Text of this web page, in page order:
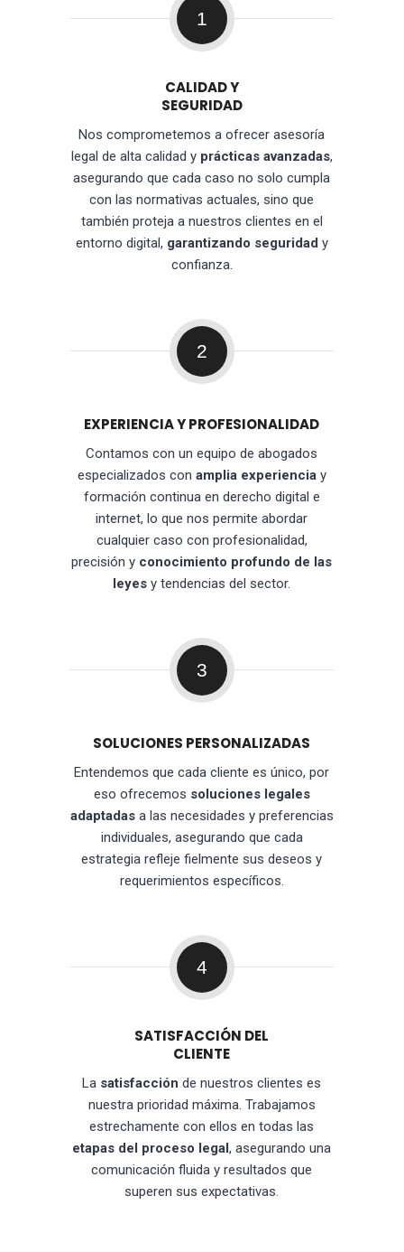
1
CALIDAD Y
SEGURIDAD
Nos comprometemos a ofrecer asesoría
legal de alta calidad y prácticas avanzadas,
asegurando que cada caso no solo cumpla
con las normativas actuales, sino que
también proteja a nuestros clientes en el
entorno digital, garantizando seguridad y
confianza.
2
EXPERIENCIA Y PROFESIONALIDAD
Contamos con un equipo de abogados
especializados con amplia experienciay
formación continua en derecho digital e
internet, lo que nos permite abordar
cualquier caso con profesionalidad,
precisión y conocimiento profundo de las
leyes y tendencias del sector.
3
SOLUCIONES PERSONALIZADAS
Entendemos que cada cliente es único, por
eso ofrecemos soluciones legales
adaptadasa las necesidades y preferencias
individuales, asegurando que cada
estrategia refleje fielmente sus deseos y
requerimientos específicos.
4
SATISFACCIÓN DEL
CLIENTE
La satisfacción de nuestros clientes es
nuestra prioridad máxima. Trabajamos
estrechamente con ellos en todas las
etapas del proceso legal, asegurando una
comunicación fluida y resultados que
superen sus expectativas.